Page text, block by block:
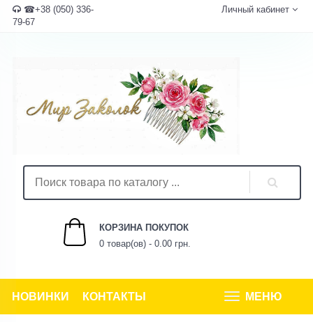
☎+38 (050) 336-
79-67
Личный кабинет
КОРЗИНА ПОКУПОК
0 товар(ов) - 0.00 грн.
НОВИНКИ КОНТАКТЫ МЕНЮ